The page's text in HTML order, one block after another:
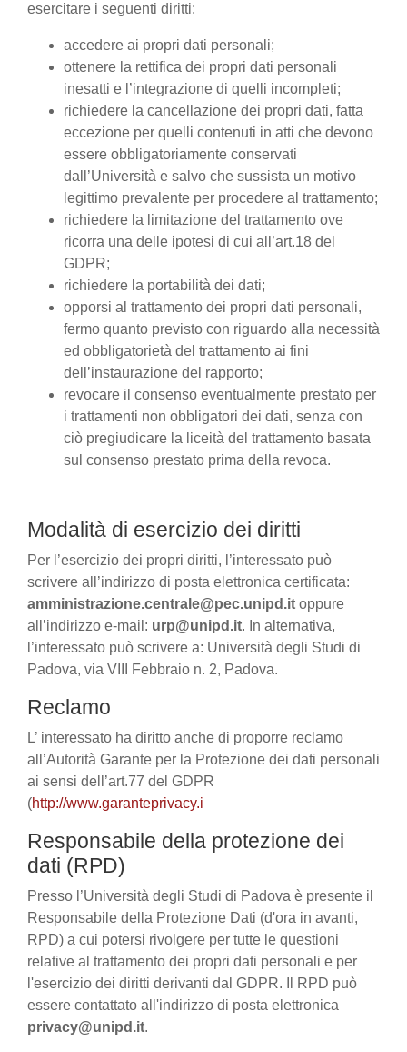
esercitare i seguenti diritti:
accedere ai propri dati personali;
ottenere la rettifica dei propri dati personali
inesatti e l’integrazione di quelli incompleti;
richiedere la cancellazione dei propri dati, fatta
eccezione per quelli contenuti in atti che devono
essere obbligatoriamente conservati
dall’Università e salvo che sussista un motivo
legittimo prevalente per procedere al trattamento;
richiedere la limitazione del trattamento ove
ricorra una delle ipotesi di cui all’art.18 del
GDPR;
richiedere la portabilità dei dati;
opporsi al trattamento dei propri dati personali,
fermo quanto previsto con riguardo alla necessità
ed obbligatorietà del trattamento ai fini
dell’instaurazione del rapporto;
revocare il consenso eventualmente prestato per
i trattamenti non obbligatori dei dati, senza con
ciò pregiudicare la liceità del trattamento basata
sul consenso prestato prima della revoca.
Modalità di esercizio dei diritti
Per l’esercizio dei propri diritti, l’interessato può
scrivere all’indirizzo di posta elettronica certificata:
amministrazione.centrale@pec.unipd.it oppure
all’indirizzo e-mail: urp@unipd.it. In alternativa,
l’interessato può scrivere a: Università degli Studi di
Padova, via VIII Febbraio n. 2, Padova.
Reclamo
L’ interessato ha diritto anche di proporre reclamo
all’Autorità Garante per la Protezione dei dati personali
ai sensi dell’art.77 del GDPR
(http://www.garanteprivacy.i
Responsabile della protezione dei
dati (RPD)
Presso l’Università degli Studi di Padova è presente il
Responsabile della Protezione Dati (d'ora in avanti,
RPD) a cui potersi rivolgere per tutte le questioni
relative al trattamento dei propri dati personali e per
l'esercizio dei diritti derivanti dal GDPR. Il RPD può
essere contattato all'indirizzo di posta elettronica
privacy@unipd.it.